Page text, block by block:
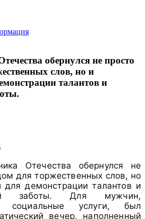
обернулся не просто
слов, но и
талантов и
Отечества обернулся не
для торжественных слов, но
демонстрации талантов и
заботы. Для мужчин,
социальные услуги, был
вечер, наполненный